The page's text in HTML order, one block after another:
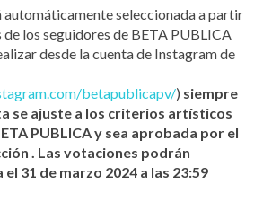
automáticamente seleccionada a partir
de los seguidores de BETA PUBLICA
desde la cuenta de Instagram de
betapublicapv/) siempre
se ajuste a los criterios artísticos
PUBLICA y sea aprobada por el
. Las votaciones podrán
31 de marzo 2024 a las 23:59